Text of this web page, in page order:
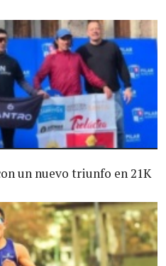
un nuevo triunfo en 21K